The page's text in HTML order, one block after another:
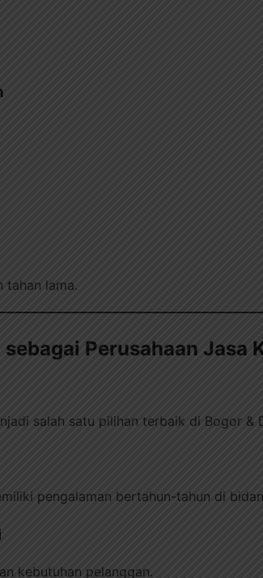
tahan lama.
Perusahaan Jasa
salah satu pilihan terbaik di Bogor &
pengalaman bertahun-tahun di
kebutuhan pelanggan.